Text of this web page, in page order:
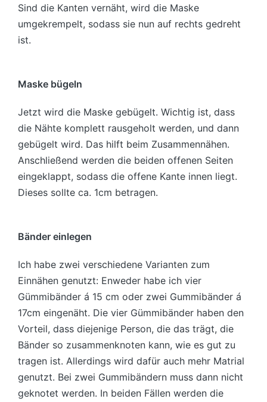
Sind die Kanten vernäht, wird die Maske
umgekrempelt, sodass sie nun auf rechts gedreht
ist.
Maske bügeln
Jetzt wird die Maske gebügelt. Wichtig ist, dass
die Nähte komplett rausgeholt werden, und dann
gebügelt wird. Das hilft beim Zusammennähen.
Anschließend werden die beiden offenen Seiten
eingeklappt, sodass die offene Kante innen liegt.
Dieses sollte ca. 1cm betragen.
Bänder einlegen
Ich habe zwei verschiedene Varianten zum
Einnähen genutzt: Enweder habe ich vier
Gümmibänder á 15 cm oder zwei Gummibänder á
17cm eingenäht. Die vier Gümmibänder haben den
Vorteil, dass diejenige Person, die das trägt, die
Bänder so zusammenknoten kann, wie es gut zu
tragen ist. Allerdings wird dafür auch mehr Matrial
genutzt. Bei zwei Gummibändern muss dann nicht
geknotet werden. In beiden Fällen werden die